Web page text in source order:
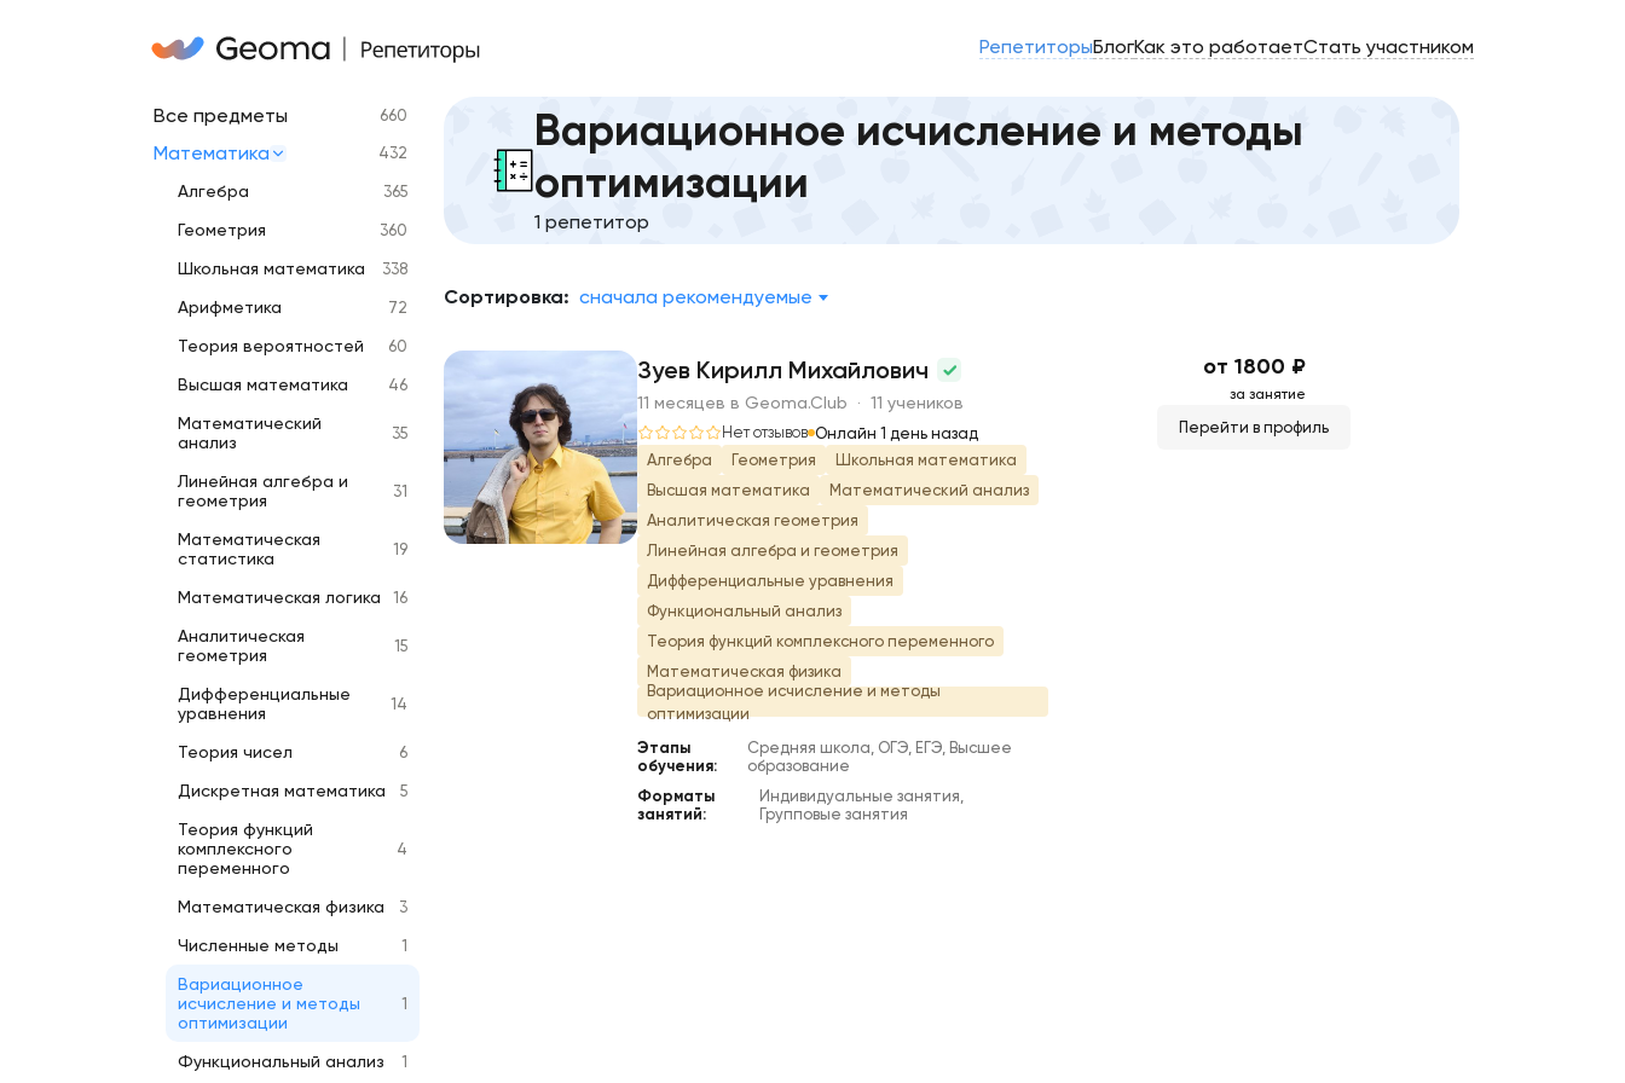
РепетиторыБлогКак это работаетСтать участником
Все предметы 660
Математика 432
Алгебра 365
Геометрия 360
Школьная математика 338
Арифметика 72
Теория вероятностей 60
Высшая математика 46
Математический
анализ
35
Линейная алгебра и
геометрия
31
Математическая
статистика
19
Математическая логика 16
Аналитическая
геометрия
15
Дифференциальные
уравнения
14
Теория чисел 6
Дискретная математика 5
Теория функций
комплексного
переменного
4
Математическая физика 3
Численные методы 1
Вариационное
исчисление и методы
оптимизации
1
Функциональный анализ 1
Вариационное исчисление и методы
оптимизации
1 репетитор
Сортировка: сначала рекомендуемые
З
Зуев Кирилл Михайлович
11 месяцев в Geoma.Club · 11 учеников
Нет отзывов Онлайн 1 день назад
Алгебра
Геометрия
Школьная математика
Высшая математика
Математический анализ
Аналитическая геометрия
Линейная алгебра и геометрия
Дифференциальные уравнения
Функциональный анализ
Теория функций комплексного переменного
Математическая физика
Вариационное исчисление и методы
оптимизации
Этапы
обучения:
Средняя школа, ОГЭ, ЕГЭ, Высшее
образование
Форматы
занятий:
Индивидуальные занятия,
Групповые занятия
от 1800 ₽
за занятие
Перейти в профиль